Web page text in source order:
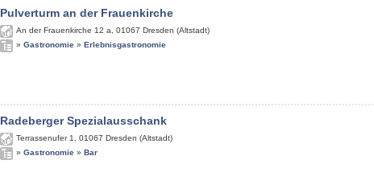
Pulverturm an der Frauenkirche
An der Frauenkirche 12 a 01067 Dresden (Altstadt)
» Gastronomie » Erlebnisgastronomie
Radeberger Spezialausschank
Terrassenufer 1 01067 Dresden (Altstadt)
» Gastronomie » Bar